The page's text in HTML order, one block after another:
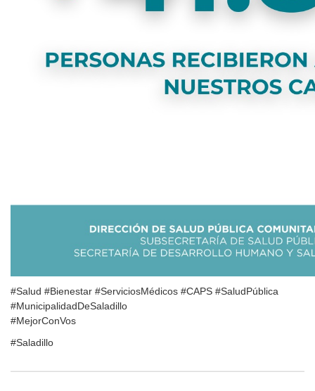
#Salud #Bienestar #ServiciosMédicos #CAPS #SaludPública
#MunicipalidadDeSaladillo
#MejorConVos
#Saladillo